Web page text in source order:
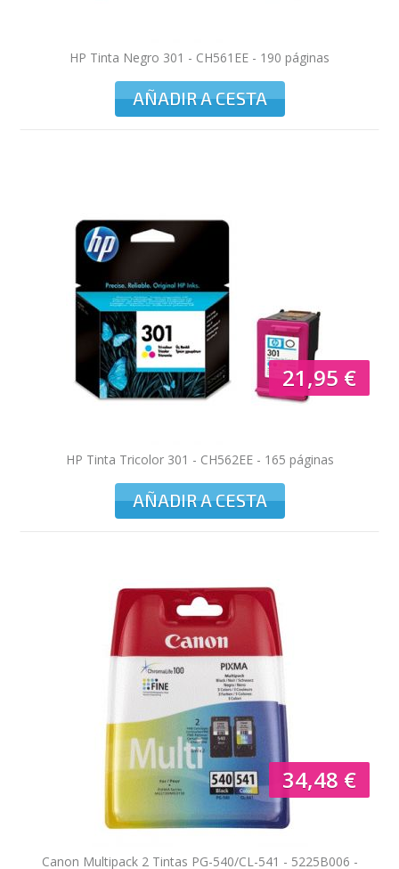
HP Tinta Negro 301 - CH561EE - 190 páginas
AÑADIR A CESTA
21,95 €
HP Tinta Tricolor 301 - CH562EE - 165 páginas
AÑADIR A CESTA
34,48 €
Canon Multipack 2 Tintas PG-540/CL-541 - 5225B006 -